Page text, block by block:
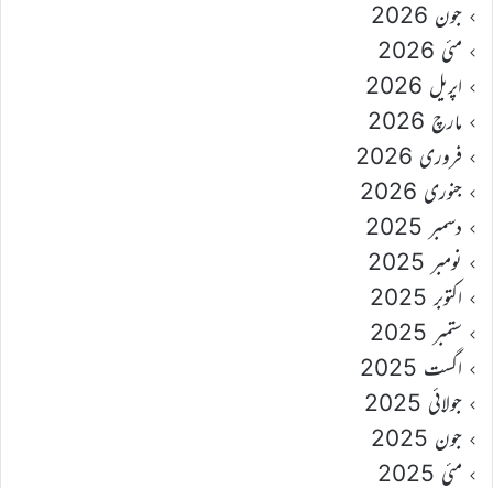
جون 2026
مئی 2026
اپریل 2026
مارچ 2026
فروری 2026
جنوری 2026
دسمبر 2025
نومبر 2025
اکتوبر 2025
ستمبر 2025
اگست 2025
جولائی 2025
جون 2025
مئی 2025